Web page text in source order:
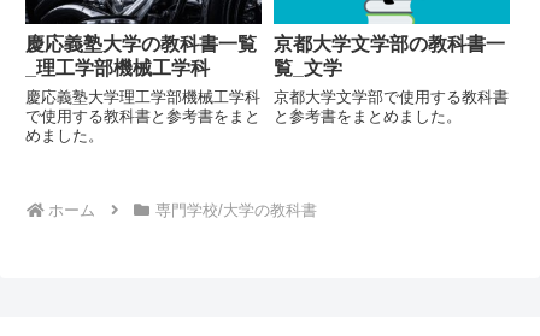
慶応義塾大学の教科書一覧
_理工学部機械工学科
慶応義塾大学理工学部機械工学科
で使用する教科書と参考書をまと
めました。
京都大学文学部の教科書一
覧_文学
京都大学文学部で使用する教科書
と参考書をまとめました。
ホーム 専門学校/大学の教科書